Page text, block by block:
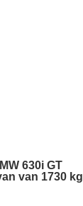
630i GT
van 1730 kg